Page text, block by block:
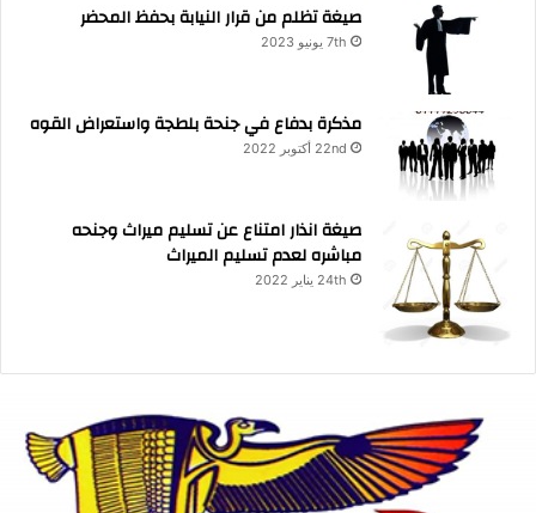
صيغة تظلم من قرار النيابة بحفظ المحضر
7th يونيو 2023
مذكرة بدفاع في جنحة بلطجة واستعراض القوه
22nd أكتوبر 2022
صيغة انذار امتناع عن تسليم ميراث وجنحه
مباشره لعدم تسليم الميراث
24th يناير 2022